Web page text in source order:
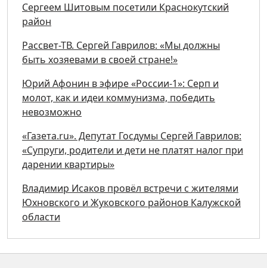
Сергеем Шитовым посетили Краснокутский
район
Рассвет-ТВ. Сергей Гаврилов: «Мы должны
быть хозяевами в своей стране!»
Юрий Афонин в эфире «России-1»: Серп и
молот, как и идеи коммунизма, победить
невозможно
«Газета.ru». Депутат Госдумы Сергей Гаврилов:
«Супруги, родители и дети не платят налог при
дарении квартиры»
Владимир Исаков провёл встречи с жителями
Юхновского и Жуковского районов Калужской
области